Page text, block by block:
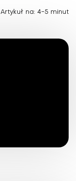
Artykuł na: 4-5 minut